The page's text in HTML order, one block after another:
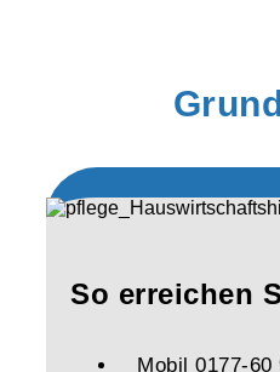
So erreichen
Mobil 0177-60